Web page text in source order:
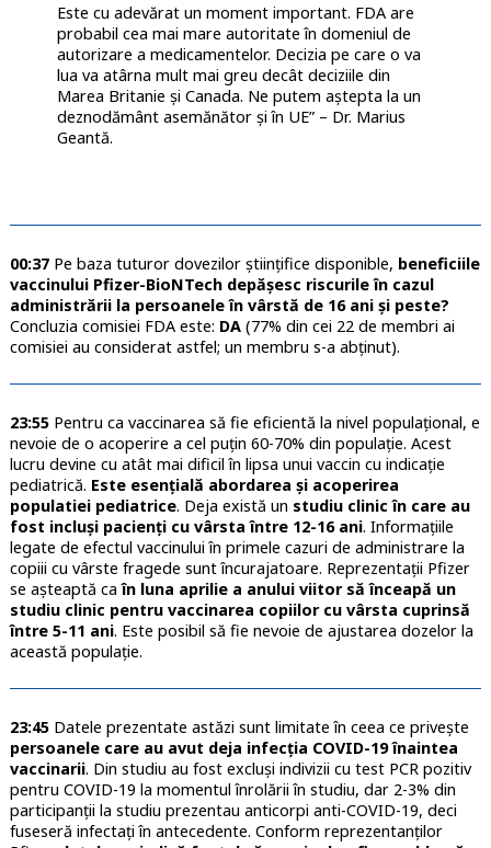
Este cu adevărat un moment important. FDA are
probabil cea mai mare autoritate în domeniul de
autorizare a medicamentelor. Decizia pe care o va
lua va atârna mult mai greu decât deciziile din
Marea Britanie și Canada. Ne putem aștepta la un
deznodământ asemănător și în UE” – Dr. Marius
Geantă.
00:37Pe baza tuturor dovezilor științifice disponible, beneficiile
vaccinului Pfizer-BioNTech depășesc riscurile în cazul
administrării la persoanele în vârstă de 16 ani și peste?
Concluzia comisiei FDA este: DA(77% din cei 22 de membri ai
comisiei au considerat astfel; un membru s-a abținut).
23:55Pentru ca vaccinarea să fie eficientă la nivel populațional, e
nevoie de o acoperire a cel puțin 60-70% din populație. Acest
lucru devine cu atât mai dificil în lipsa unui vaccin cu indicație
pediatrică. Este esențială abordarea și acoperirea
populatiei pediatrice. Deja există un studiu clinic în care au
fost incluși pacienți cu vârsta între 12-16 ani. Informațiile
legate de efectul vaccinului în primele cazuri de administrare la
copiii cu vârste fragede sunt încurajatoare. Reprezentații Pfizer
se așteaptă caîn luna aprilie a anului viitor să înceapă un
studiu clinic pentru vaccinarea copiilor cu vârsta cuprinsă
între 5-11 ani. Este posibil să fie nevoie de ajustarea dozelor la
această populație.
23:45Datele prezentate astăzi sunt limitate în ceea ce privește
persoanele care au avut deja infecția COVID-19 înaintea
vaccinarii. Din studiu au fost excluși indivizii cu test PCR pozitiv
pentru COVID-19 la momentul înrolării în studiu, dar 2-3% din
participanții la studiu prezentau anticorpi anti-COVID-19, deci
fuseseră infectați în antecedente. Conform reprezentanților